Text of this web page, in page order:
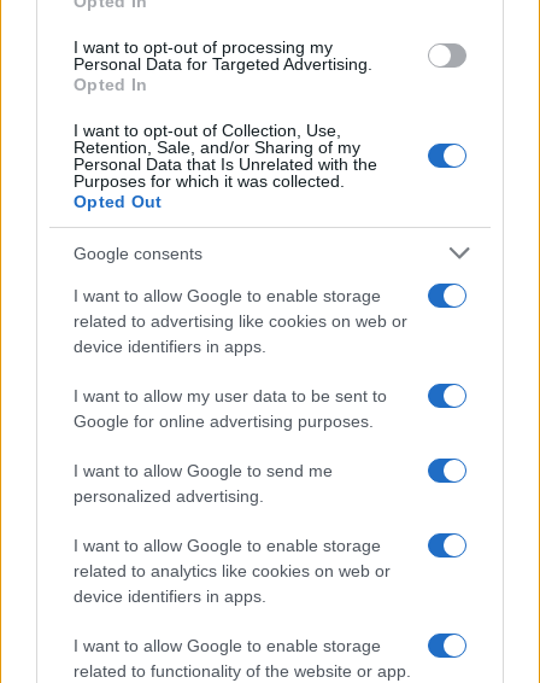
I want to opt-out of processing my
Personal Data for Targeted Advertising.
Opted In
I want to opt-out of Collection, Use,
Retention, Sale, and/or Sharing of my
Personal Data that Is Unrelated with the
Purposes for which it was collected.
Opted Out
Google consents
I want to allow Google to enable storage
related to advertising like cookies on web or
device identifiers in apps.
I want to allow my user data to be sent to
Google for online advertising purposes.
I want to allow Google to send me
personalized advertising.
I want to allow Google to enable storage
related to analytics like cookies on web or
device identifiers in apps.
I want to allow Google to enable storage
related to functionality of the website or app.
o
o
k
p
NOTIZIE RECENTI
Le previsioni meteo per il weekend a Olbia e in
Gallura
Michelle Hunziker in Gallura, bella anche dal
vivo: un amico vip svela come fa
Calangianus, dopo le polemiche il centro
accoglienza minori chiude
Olbia, divieto di sosta contro spaccio e degrado:
esplode la protesta
Pausa caffè impeccabile: come scegliere la
soluzione ideale per la casa e l’ufficio
Monte Pino, la fine di un lungo dolore: storia e